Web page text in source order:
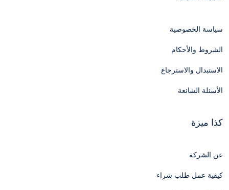
سياسة الخصوصية
الشروط والأحكام
الاستبدال والاسترجاع
الأسئلة الشائعة
كذا ميزة
عن الشركة
كيفية عمل طلب شراء